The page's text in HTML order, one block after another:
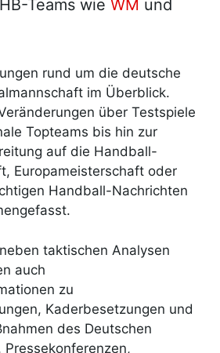
Teams wie WM und
rund um die deutsche
im Überblick.
über Testspiele
Topteams bis hin zur
auf die Handball-
Europameisterschaft oder
Handball-Nachrichten
taktischen Analysen
auch
zu
Kaderbesetzungen und
des Deutschen